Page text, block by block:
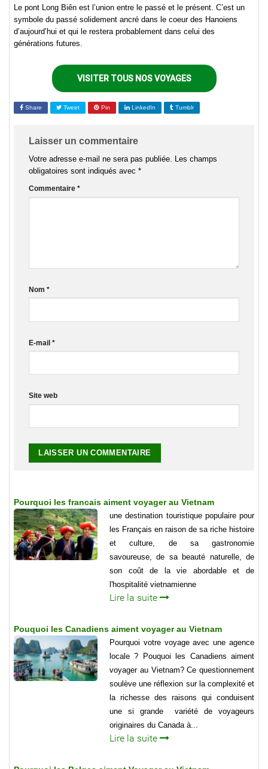
Le pont Long Biên est l’union entre le passé et le présent. C’est un
symbole du passé solidement ancré dans le coeur des Hanoiens
d’aujourd’hui et qui le restera probablement dans celui des
générations futures.
VISITER TOUS NOS VOYAGES
Share Tweet Pin LinkedIn Tumblr
Laisser un commentaire
Votre adresse e-mail ne sera pas publiée. Les champs
obligatoires sont indiqués avec *
Commentaire *
Nom *
E-mail *
Site web
Pourquoi les francais aiment voyager au Vietnam
une destination touristique populaire pour
les Français en raison de sa riche histoire
et culture, de sa gastronomie
savoureuse, de sa beauté naturelle, de
son coût de la vie abordable et de
l'hospitalité vietnamienne
Lire la suite
Pouquoi les Canadiens aiment voyager au Vietnam
Pourquoi votre voyage avec une agence
locale ? Pouquoi les Canadiens aiment
voyager au Vietnam? Ce questionnement
soulève une réflexion sur la complexité et
la richesse des raisons qui conduisent
une si grande variété de voyageurs
originaires du Canada à...
Lire la suite